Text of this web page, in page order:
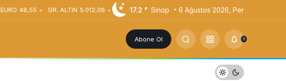
EURO 48,55 GR. ALTIN 5.012,06 17.2 ° Sinop 6 Ağustos 2026, Per
Abone Ol 0